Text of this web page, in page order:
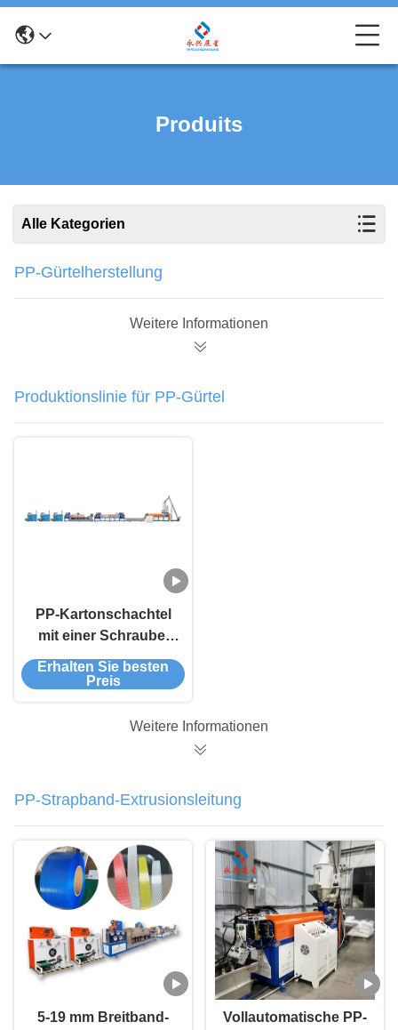
Produits
Alle Kategorien
PP-Gürtelherstellung
Weitere Informationen
Produktionslinie für PP-Gürtel
PP-Kartonschachtel
mit einer Schraube,
Produktionslinie für
Kunststoffband für
Erhalten Sie besten
Preis
Weitere Informationen
PP-Strapband-Extrusionsleitung
5-19 mm Breitband-
Vollautomatische PP-